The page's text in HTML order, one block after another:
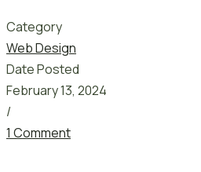
Category
Web Design
Date Posted
February 13, 2024
/
1 Comment